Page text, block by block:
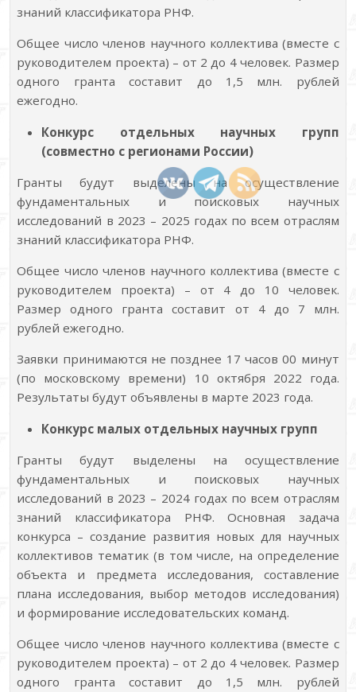
знаний классификатора РНФ.
Общее число членов научного коллектива (вместе с
руководителем проекта) – от 2 до 4 человек. Размер
одного гранта составит до 1,5 млн. рублей
ежегодно.
Конкурс отдельных научных групп
(совместно с регионами России)
Гранты будут выделены на осуществление
фундаментальных и поисковых научных
исследований в 2023 – 2025 годах по всем отраслям
знаний классификатора РНФ.
Общее число членов научного коллектива (вместе с
руководителем проекта) – от 4 до 10 человек.
Размер одного гранта составит от 4 до 7 млн.
рублей ежегодно.
Заявки принимаются не позднее 17 часов 00 минут
(по московскому времени) 10 октября 2022 года.
Результаты будут объявлены в марте 2023 года.
Конкурс малых отдельных научных групп
Гранты будут выделены на осуществление
фундаментальных и поисковых научных
исследований в 2023 – 2024 годах по всем отраслям
знаний классификатора РНФ. Основная задача
конкурса – создание развития новых для научных
коллективов тематик (в том числе, на определение
объекта и предмета исследования, составление
плана исследования, выбор методов исследования)
и формирование исследовательских команд.
Общее число членов научного коллектива (вместе с
руководителем проекта) – от 2 до 4 человек. Размер
одного гранта составит до 1,5 млн. рублей